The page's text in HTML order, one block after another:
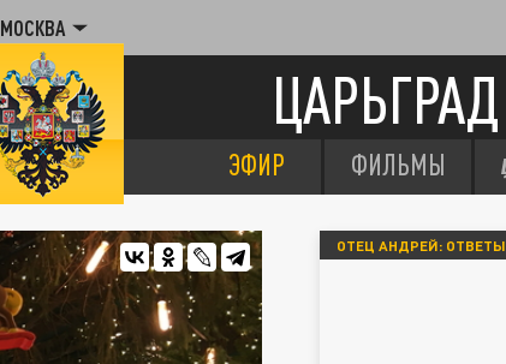
МОСКВА
ЦАРЬГРАД
ЭФИР ФИЛЬМЫ
ОТЕЦ АНДРЕЙ: ОТВЕТЫ